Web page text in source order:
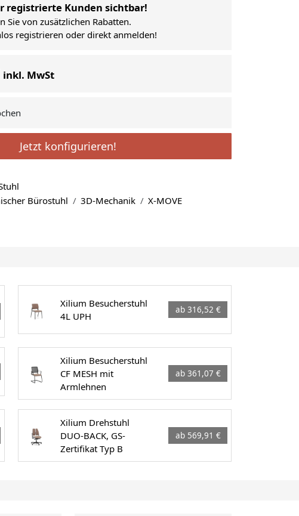
registrierte Kunden sichtbar!
Sie von zusätzlichen Rabatten.
registrieren oder direkt anmelden!
inkl. MwSt
Jetzt konfigurieren!
Bürostuhl 3D-Mechanik X-MOVE
Xilium Besucherstuhl
4L UPH
ab 316,52 €
Xilium Besucherstuhl
CF MESH mit
Armlehnen
ab 361,07 €
Xilium Drehstuhl
DUO-BACK, GS-
Zertifikat Typ B
ab 569,91 €